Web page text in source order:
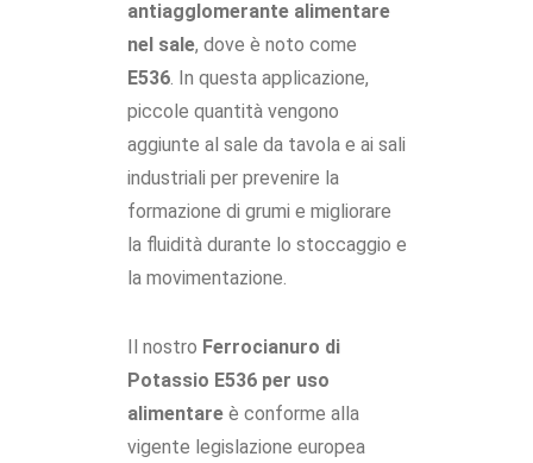
antiagglomerante alimentare
nel sale, dove è noto come
E536. In questa applicazione,
piccole quantità vengono
aggiunte al sale da tavola e ai sali
industriali per prevenire la
formazione di grumi e migliorare
la fluidità durante lo stoccaggio e
la movimentazione.
Il nostro Ferrocianuro di
Potassio E536 per uso
alimentareè conforme alla
vigente legislazione europea